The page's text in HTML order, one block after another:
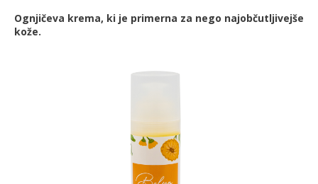
Ognjičeva krema, ki je primerna za nego najobčutljivejše
kože.